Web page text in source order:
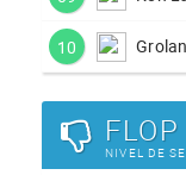
10
NIVEL DE